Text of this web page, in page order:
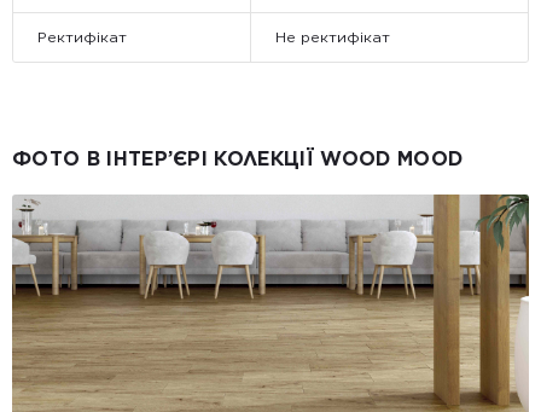
Ректифікат Не ректифікат
ФОТО В ІНТЕР’ЄРІ КОЛЕКЦІЇ WOOD MOOD